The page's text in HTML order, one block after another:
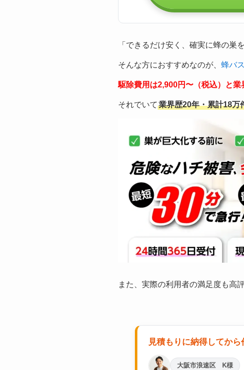
「できるだけ安く、確実に蜂の巣
そんな方におすすめなのが、 蜂バ
駆除費用は2,900円〜（税込）と業
それでいて 業界歴20年・累計18万
また、実際の利用者の満足度も高
見積もりに納得してから
大阪市浪速区 K様